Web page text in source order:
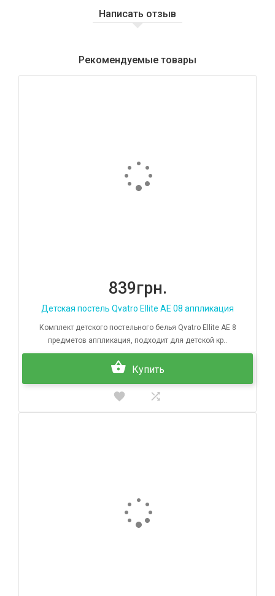
Написать отзыв
Рекомендуемые товары
839грн.
Детская постель Qvatro Ellite AE 08 аппликация
Комплект детского постельного белья Qvatro Ellite AE 8
предметов аппликация, подходит для детской кр..
Купить